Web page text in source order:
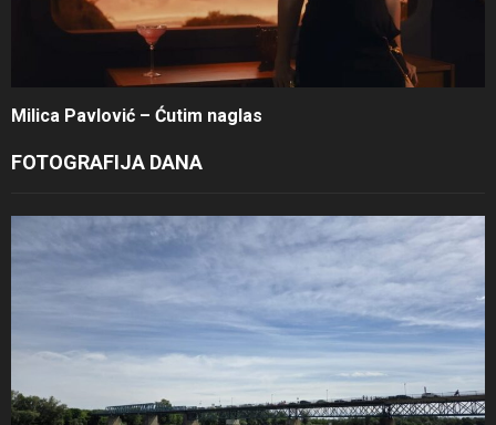
Milica Pavlović – Ćutim naglas
FOTOGRAFIJA DANA